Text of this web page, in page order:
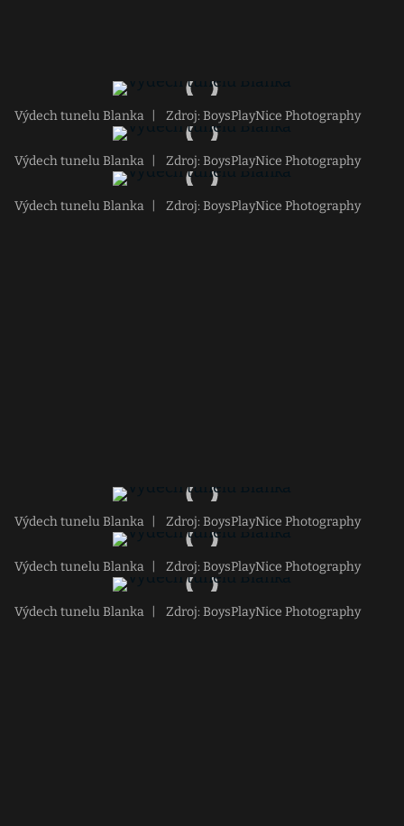
Výdech tunelu Blanka Zdroj: BoysPlayNice Photography
Výdech tunelu Blanka Zdroj: BoysPlayNice Photography
Výdech tunelu Blanka Zdroj: BoysPlayNice Photography
Výdech tunelu Blanka Zdroj: BoysPlayNice Photography
Výdech tunelu Blanka Zdroj: BoysPlayNice Photography
Výdech tunelu Blanka Zdroj: BoysPlayNice Photography